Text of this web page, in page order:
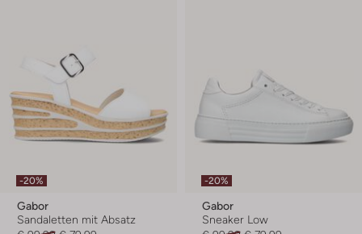
-20%
Gabor
Sandaletten mit Absatz
-20%
Gabor
Sneaker Low